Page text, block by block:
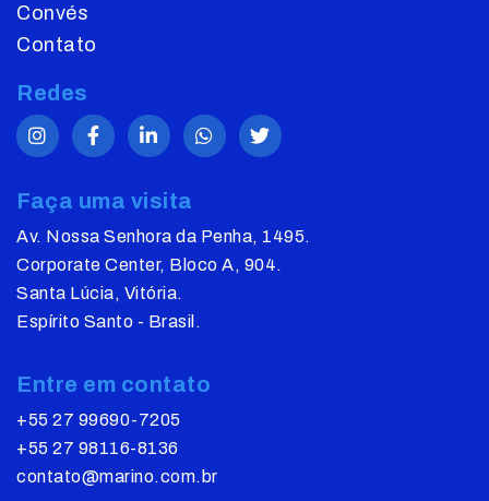
Convés
Contato
Redes
Faça uma visita
Av. Nossa Senhora da Penha, 1495.
Corporate Center, Bloco A, 904.
Santa Lúcia, Vitória.
Espírito Santo - Brasil.
Entre em contato
+55 27 99690-7205
+55 27 98116-8136
contato@marino.com.br